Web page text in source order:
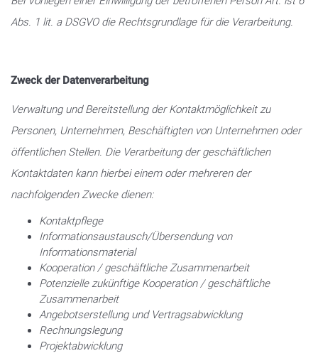
Abs. 1 lit. a DSGVO die Rechtsgrundlage für die Verarbeitung.
Zweck der Datenverarbeitung
Verwaltung und Bereitstellung der Kontaktmöglichkeit zu
Personen, Unternehmen, Beschäftigten von Unternehmen oder
öffentlichen Stellen. Die Verarbeitung der geschäftlichen
Kontaktdaten kann hierbei einem oder mehreren der
nachfolgenden Zwecke dienen:
Kontaktpflege
Informationsaustausch/Übersendung von
Informationsmaterial
Kooperation / geschäftliche Zusammenarbeit
Potenzielle zukünftige Kooperation / geschäftliche
Zusammenarbeit
Angebotserstellung und Vertragsabwicklung
Rechnungslegung
Projektabwicklung